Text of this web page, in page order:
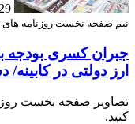
29 جولای 2019
نیم صفحه نخست روزنامه های
جبران کسری بودجه
ارز دولتی در کابینه/ دستگیری ۶
تصاویر صفحه نخست
کنید.